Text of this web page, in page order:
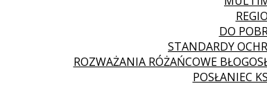
DO
STANDARDY
ROZWAŻANIA RÓŻAŃCOWE
POSŁANIEC